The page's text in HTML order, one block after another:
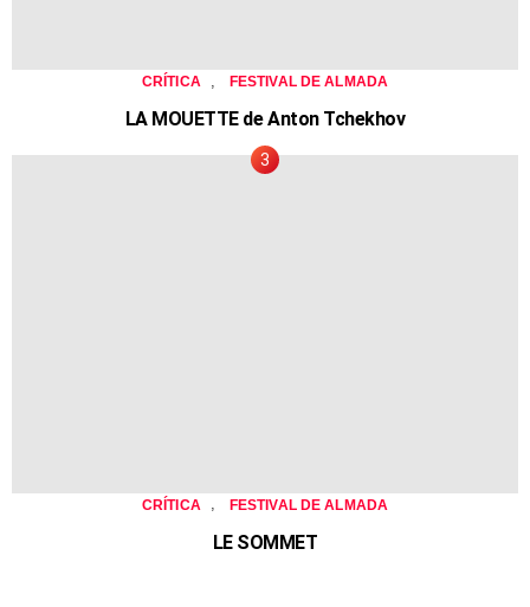
CRÍTICA FESTIVAL DE ALMADA
LA MOUETTE de Anton Tchekhov
CRÍTICA , FESTIVAL DE ALMADA
LE SOMMET